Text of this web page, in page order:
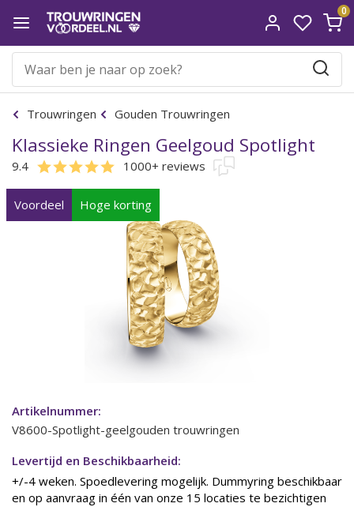
0
Trouwringen Gouden Trouwringen
Klassieke Ringen Geelgoud Spotlight
9.4 1000+ reviews
Voordeel Hoge korting
Artikelnummer:
V8600-Spotlight-geelgouden trouwringen
Levertijd en Beschikbaarheid:
+/-4 weken. Spoedlevering mogelijk. Dummyring beschikbaar
en op aanvraag in één van onze 15 locaties te bezichtigen